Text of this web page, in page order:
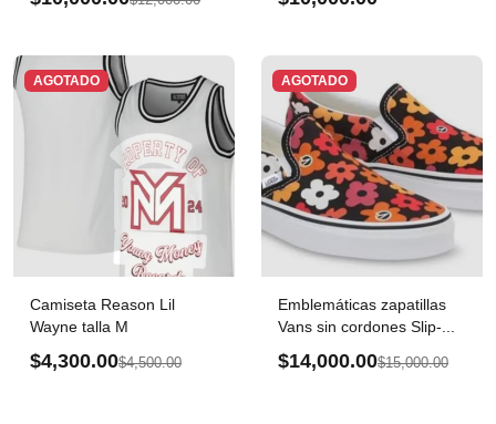
AGOTADO
Camiseta Reason Lil
Wayne talla M
$4,300.00$4,500.00
AGOTADO
Emblemáticas zapatillas
Vans sin cordones Slip-...
$14,000.00$15,000.00